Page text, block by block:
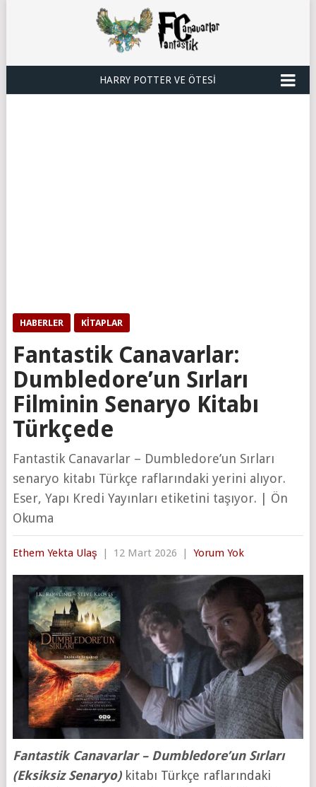
HARRY POTTER VE ÖTESI
HABERLER KITAPLAR
Fantastik Canavarlar:
Dumbledore’un Sırları
Filminin Senaryo Kitabı
Türkçede
Fantastik Canavarlar – Dumbledore’un Sırları
senaryo kitabı Türkçe raflarındaki yerini alıyor.
Eser, Yapı Kredi Yayınları etiketini taşıyor. | Ön
Okuma
Ethem Yekta Ulaş | 12 Mart 2026 | Yorum Yok
Fantastik Canavarlar – Dumbledore’un Sırları
(Eksiksiz Senaryo)kitabı Türkçe raflarındaki